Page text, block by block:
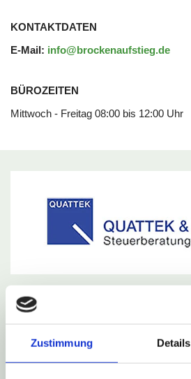
Zustimmung Details
KONTAKTDATEN
E-Mail: info@brockenaufstieg.de
BÜROZEITEN
Mittwoch - Freitag 08:00 bis 12:00 Uhr